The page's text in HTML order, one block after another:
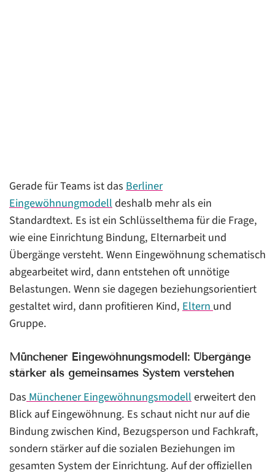
Gerade für Teams ist dasBerliner
Eingewöhnungmodelldeshalb mehr als ein
Standardtext. Es ist ein Schlüsselthema für die Frage,
wie eine Einrichtung Bindung, Elternarbeit und
Übergänge versteht. Wenn Eingewöhnung schematisch
abgearbeitet wird, dann entstehen oft unnötige
Belastungen. Wenn sie dagegen beziehungsorientiert
gestaltet wird, dann profitieren Kind,Elternund
Gruppe.
Münchener Eingewöhnungsmodell: Übergänge
stärker als gemeinsames System verstehen
DasMünchener Eingewöhnungsmodellerweitert den
Blick auf Eingewöhnung. Es schaut nicht nur auf die
Bindung zwischen Kind, Bezugsperson und Fachkraft,
sondern stärker auf die sozialen Beziehungen im
gesamten System der Einrichtung. Auf der offiziellen